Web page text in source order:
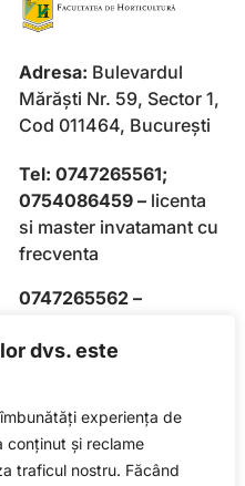
dvs. este
experiența de
conținut și reclame
traficul nostru. Făcând
Adresa: Bulevardul
Mărăşti Nr. 59, Sector 1,
Cod 011464, Bucureşti
Tel: 0747265561;
0754086459 – licenta
si master invatamant cu
frecventa
0747265562 –
la distanta